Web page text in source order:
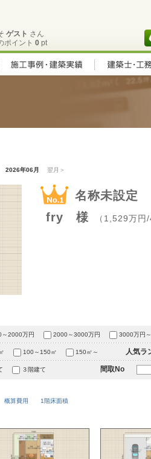
ゲスト さん
ポイント 0 pt
2026年06月 翌月＞
名称未設定
fry 様
（1,529万円
～2000万円 2000～3000万円 3000万円～
100～150㎡ 150㎡～ 人気ラ
３階建て 間取No
概算費用 1階床面積